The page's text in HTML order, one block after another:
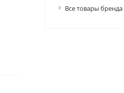
Все товары бренда